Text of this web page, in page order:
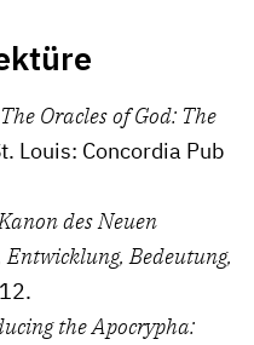
The Oracles of God: The
Louis: Concordia Pub
des Neuen
Bedeutung,
the Apocrypha: